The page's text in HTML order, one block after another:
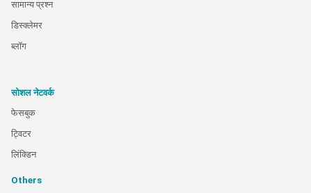
सामान्य प्रश्न
डिस्क्लेमर
ब्लॉग
सोशल नेटवर्क
फेसबुक
ट्विटर
लिंक्डिन
Others